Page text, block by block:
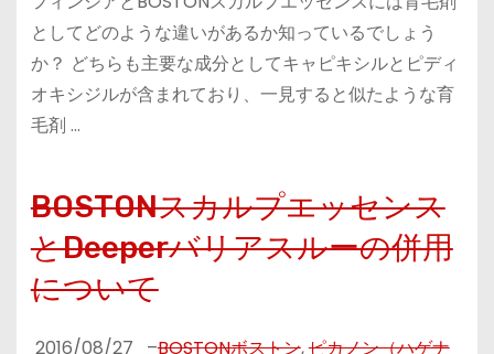
としてどのような違いがあるか知っているでしょう
か？ どちらも主要な成分としてキャピキシルとピディ
オキシジルが含まれており、一見すると似たような育
毛剤 …
BOSTONスカルプエッセンス
とDeeperバリアスルーの併用
について
2016/08/27 –BOSTONボストン,ピカノン（ハゲナ